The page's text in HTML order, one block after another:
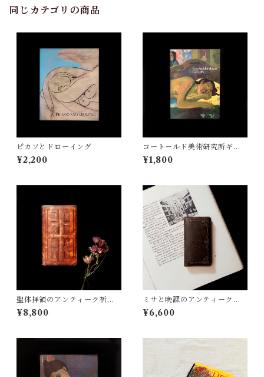
同じカテゴリの商品
ピカソとドローイング
¥2,200
コートールド美術研究所ギャ
ラリーのコレクション
¥1,800
聖体拝領のアンティーク祈祷
書
¥8,800
ミサと晩課のアンティーク祈
祷書
¥6,600